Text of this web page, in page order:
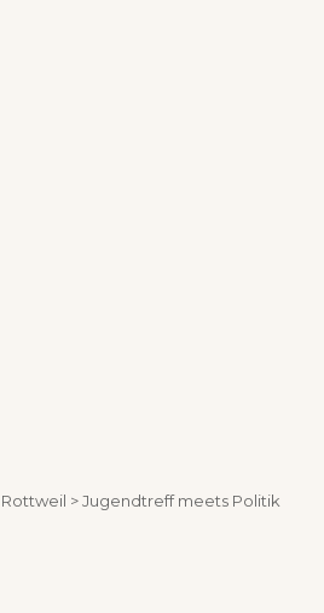
>Jugendtreff meets Politik